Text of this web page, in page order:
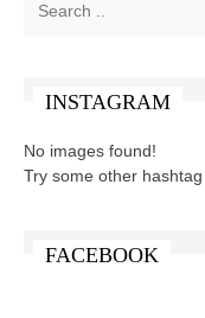
INSTAGRAM
No images found!
Try some other
FACEBOOK